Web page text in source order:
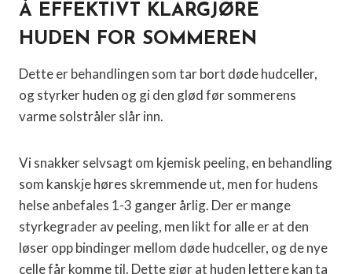
Å EFFEKTIVT KLARGJØRE
HUDEN FOR SOMMEREN
Dette er behandlingen som tar bort døde hudceller,
og styrker huden og gi den glød før sommerens
varme solstråler slår inn.
Vi snakker selvsagt om kjemisk peeling, en behandling
som kanskje høres skremmende ut, men for hudens
helse anbefales 1-3 ganger årlig. Der er mange
styrkegrader av peeling, men likt for alle er at den
løser opp bindinger mellom døde hudceller, og de nye
celle får komme til. Dette gjør at huden lettere kan ta